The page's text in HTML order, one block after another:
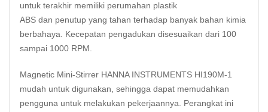
untuk terakhir memiliki perumahan plastik
ABS dan penutup yang tahan terhadap banyak bahan kimia
berbahaya . Kecepatan pengadukan disesuaikan dari 100
sampai 1000 RPM.
Magnetic Mini-Stirrer HANNA INSTRUMENTS HI190M-1
mudah untuk digunakan, sehingga dapat memudahkan
pengguna untuk melakukan pekerjaannya. Perangkat ini